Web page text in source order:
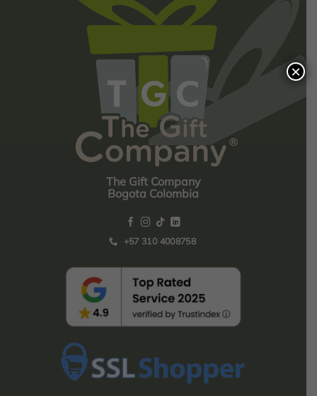
The Gift Company
Bogota Colombia
+57 310 4008758
×